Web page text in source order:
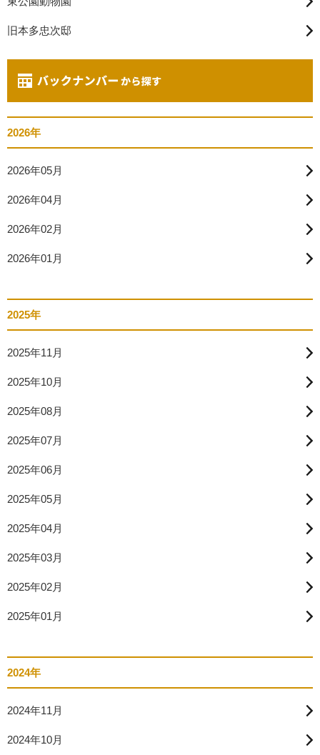
旧本多忠次邸
2026年
2026年05月
2026年04月
2026年02月
2026年01月
2025年
2025年11月
2025年10月
2025年08月
2025年07月
2025年06月
2025年05月
2025年04月
2025年03月
2025年02月
2025年01月
2024年
2024年11月
2024年10月